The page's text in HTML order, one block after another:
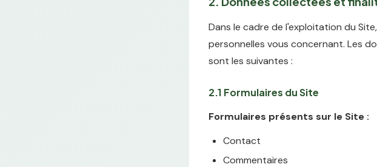
Dans le cadre de l'exploitation du
personnelles vous concernant. Les
sont les suivantes :
2.1 Formulaires du Site
Formulaires présents sur le Site :
Contact
Commentaires